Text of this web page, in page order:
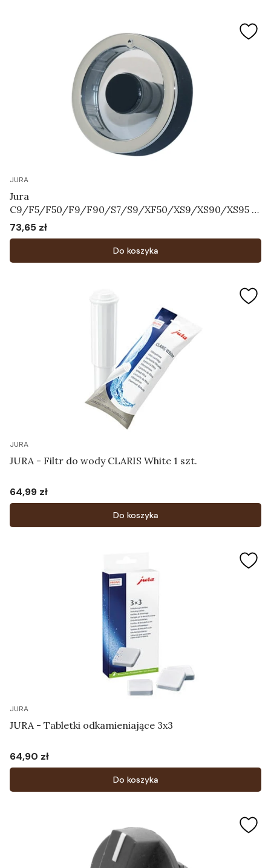
JURA
Jura
C9/F5/F50/F9/F90/S7/S9/XF50/XS9/XS90/XS95 -
Pokrętło regulatora systemu mleka Art.72763
Cena
73,65 zł
Do koszyka
JURA
JURA - Filtr do wody CLARIS White 1 szt.
Cena
64,99 zł
Do koszyka
JURA
JURA - Tabletki odkamieniające 3x3
Cena
64,90 zł
Do koszyka